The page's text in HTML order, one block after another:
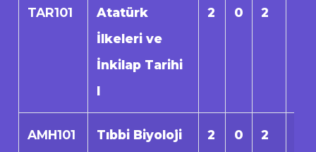
TAR101
Atatürk
İlkeleri ve
İnkilap Tarihi
I
2 0 2
AMH101
Tıbbi Biyoloji
2 0 2